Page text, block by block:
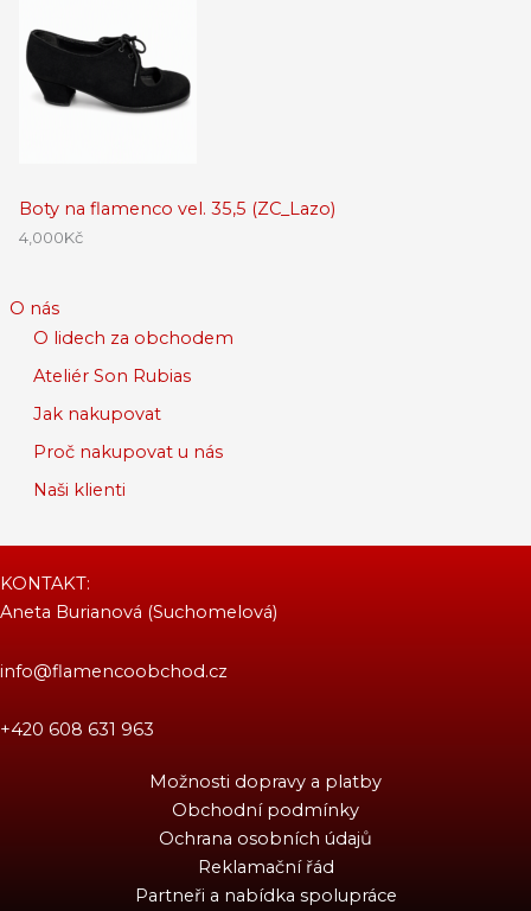
Boty na flamenco vel. 35,5 (ZC_Lazo)
4,000Kč
O nás
O lidech za obchodem
Ateliér Son Rubias
Jak nakupovat
Proč nakupovat u nás
Naši klienti
KONTAKT:
Aneta Burianová (Suchomelová)
info@flamencoobchod.cz
+420 608 631 963
Možnosti dopravy a platby
Obchodní podmínky
Ochrana osobních údajů
Reklamační řád
Partneři a nabídka spolupráce